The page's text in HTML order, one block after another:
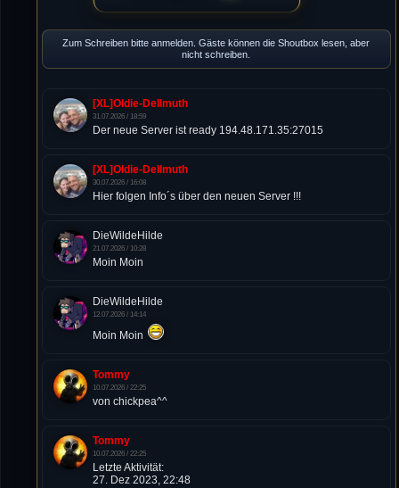
Zum Schreiben bitte anmelden. Gäste können die Shoutbox lesen, aber
nicht schreiben.
[XL]Oldie-Dellmuth
31.07.2026 / 18:59
Der neue Server ist ready 194.48.171.35:27015
[XL]Oldie-Dellmuth
30.07.2026 / 16:08
Hier folgen Info´s über den neuen Server !!!
DieWildeHilde
21.07.2026 / 10:28
Moin Moin
DieWildeHilde
12.07.2026 / 14:14
Moin Moin
Tommy
10.07.2026 / 22:25
von chickpea^^
Tommy
10.07.2026 / 22:25
Letzte Aktivität:
27. Dez 2023, 22:48